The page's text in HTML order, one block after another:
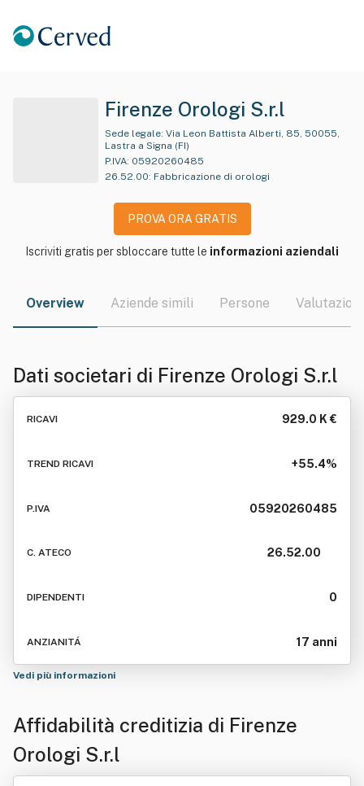
Firenze Orologi S.r.l
Sede legale:
Lastra a Signa (FI)
P.IVA: 05920260485
26.52.00: Fabbricazione di orologi
PROVA ORA GRATIS
Iscriviti gratis per sbloccare tutte le informazioni aziendali
Overview Aziende simili Persone Valutazioni
Dati societari di Firenze Orologi S.r.l
RICAVI 929.0 K €
TREND RICAVI +55.4%
P.IVA 05920260485
C. ATECO 26.52.00
DIPENDENTI 0
ANZIANITÁ 17 anni
Vedi più informazioni
Affidabilità creditizia di Firenze
Orologi S.r.l